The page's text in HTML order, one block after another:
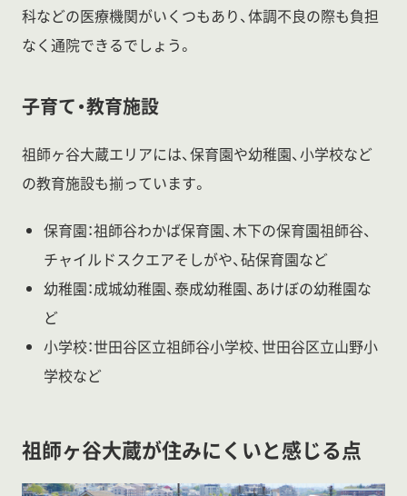
科などの医療機関がいくつもあり、体調不良の際も負担
なく通院できるでしょう。
子育て・教育施設
祖師ヶ谷大蔵エリアには、保育園や幼稚園、小学校など
の教育施設も揃っています。
保育園：祖師谷わかば保育園、木下の保育園祖師谷、
チャイルドスクエアそしがや、砧保育園など
幼稚園：成城幼稚園、泰成幼稚園、あけぼの幼稚園な
ど
小学校：世田谷区立祖師谷小学校、世田谷区立山野小
学校など
祖師ヶ谷大蔵が住みにくいと感じる点